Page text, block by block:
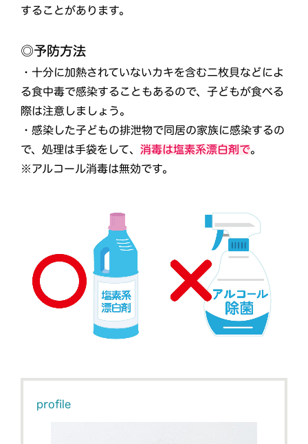
することがあります。
◎予防方法
・十分に加熱されていないカキを含む二枚貝などによ
る食中毒で感染することもあるので、子どもが食べる
際は注意しましょう。
・感染した子どもの排泄物で同居の家族に感染するの
で、処理は手袋をして、 消毒は塩素系漂白剤で。
※アルコール消毒は無効です。
profile